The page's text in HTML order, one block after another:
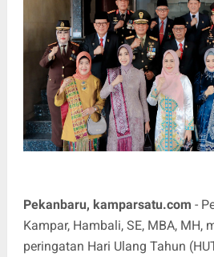
Pekanbaru, kamparsatu.com -
Kampar, Hambali, SE, MBA, MH,
peringatan Hari Ulang Tahun